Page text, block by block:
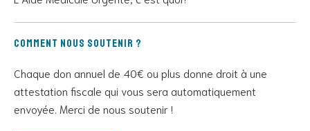
Comment nous soutenir ?
Chaque don annuel de 40€ ou plus donne droit à une
attestation fiscale qui vous sera automatiquement
envoyée. Merci de nous soutenir !